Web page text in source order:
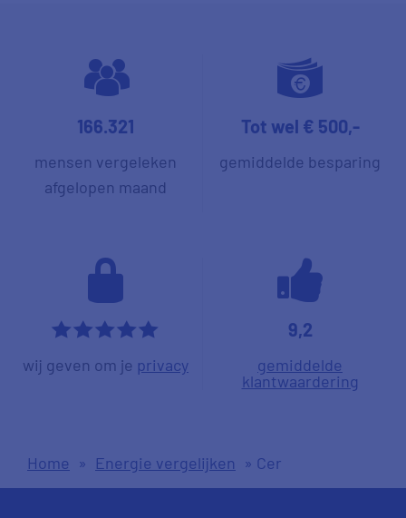
166.321
mensen vergeleken
afgelopen maand
Tot wel € 500,-
gemiddelde besparing
*****
wij geven om je privacy
9,2
gemiddelde
klantwaardering
Home » Energie vergelijken » Cer